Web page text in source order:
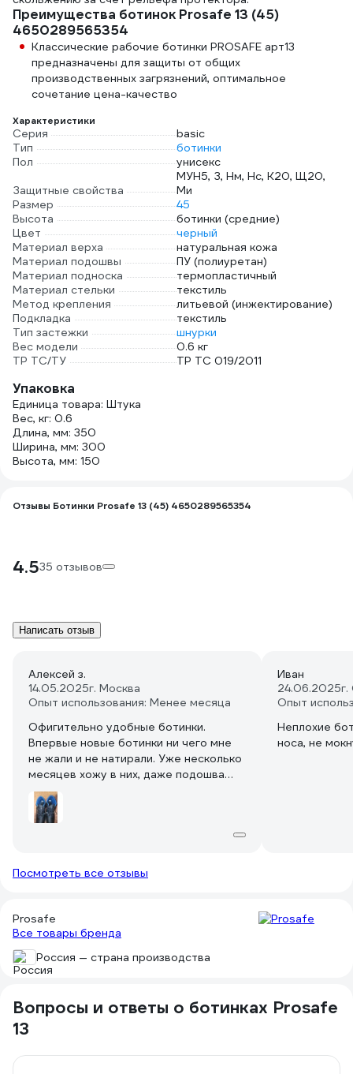
Преимущества ботинок Prosafe 13 (45)
4650289565354
Классические рабочие ботинки PROSAFE арт13
предназначены для защиты от общих
производственных загрязнений, оптимальное
сочетание цена-качество
Характеристики
Серия
basic
Тип
ботинки
Пол
унисекс
Защитные свойства
МУН5, З, Нм, Нс, К20, Щ20,
Ми
Размер
45
Высота
ботинки (средние)
Цвет
черный
Материал верха
натуральная кожа
Материал подошвы
ПУ (полиуретан)
Материал подноска
термопластичный
Материал стельки
текстиль
Метод крепления
литьевой (инжектирование)
Подкладка
текстиль
Тип застежки
шнурки
Вес модели
0.6 кг
ТР ТС/ТУ
ТР ТС 019/2011
Упаковка
Единица товара: Штука
Вес, кг: 0.6
Длина, мм: 350
Ширина, мм: 300
Высота, мм: 150
Отзывы Ботинки Prosafe 13 (45) 4650289565354
4.535 отзывов
Написать отзыв
Алексей з.
14.05.2025г. Москва
Опыт использования: Менее месяца
Офигительно удобные ботинки.
Впервые новые ботинки ни чего мне
не жали и не натирали. Уже несколько
месяцев хожу в них, даже подошва
стираться не начала. Под ноги не
смотрю, по лужам иду. Не протекают.
Иван
24.06.2025
Опыт
Неплохие
носа, не
Посмотреть все отзывы
Prosafe
Все товары бренда
Россия — страна производства
Вопросы и ответы о ботинках Prosafe
13